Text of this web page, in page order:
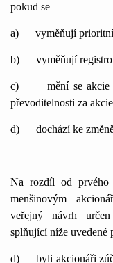
pokud se
a) vyměňují
b) vyměňují
c)
mění se
převoditelnosti za
d) dochází ke
Na rozdíl od prvého
menšinovým
veřejný návrh
splňující níže uvedené
d)
byli akcionáři